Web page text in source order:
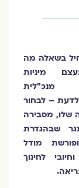
בשאלה מה
מיניות
מנכ"לית
– לבחור
שלו, מסבירה
שבהגדרת
מודל
לחינוך